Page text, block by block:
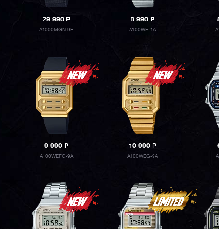
29 990P
A1000MGN-9E
8 990P
A100WE-1A
9 990P
A100WEFG-9A
10 990P
A100WEG-9A